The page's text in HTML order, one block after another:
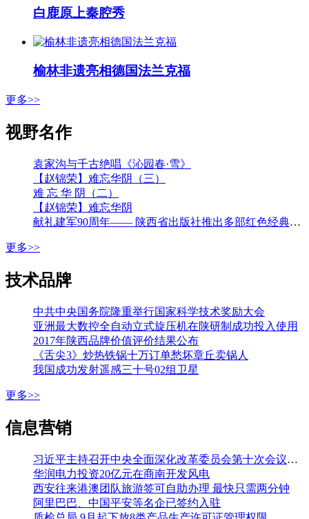
白鹿原上秦腔秀
榆林非遗亮相德国法兰克福
更多>>
视野名作
袁家沟与千古绝唱《沁园春·雪》
【赵锦荣】难忘华阴（三）
难 忘 华 阴（二）
【赵锦荣】难忘华阴
献礼建军90周年—— 陕西省出版社推出多部红色经典图书
更多>>
技术品牌
中共中央国务院隆重举行国家科学技术奖励大会
亚洲最大数控全自动立式旋压机在陕研制成功投入使用
2017年陕西品牌价值评价结果公布
《舌尖3》炒热铁锅十万订单愁坏章丘卖锅人
我国成功发射遥感三十号02组卫星
更多>>
信息营销
习近平主持召开中央全面深化改革委员会第十次会议强调 加强改革系统集成协同高效 推动各方面制度更加成熟更加定型 李克强王沪宁韩正出席
华润电力投资20亿元在商南开发风电
西安往来港澳团队旅游签可自助办理 最快只需两分钟
阿里巴巴、中国平安等名企已签约入驻